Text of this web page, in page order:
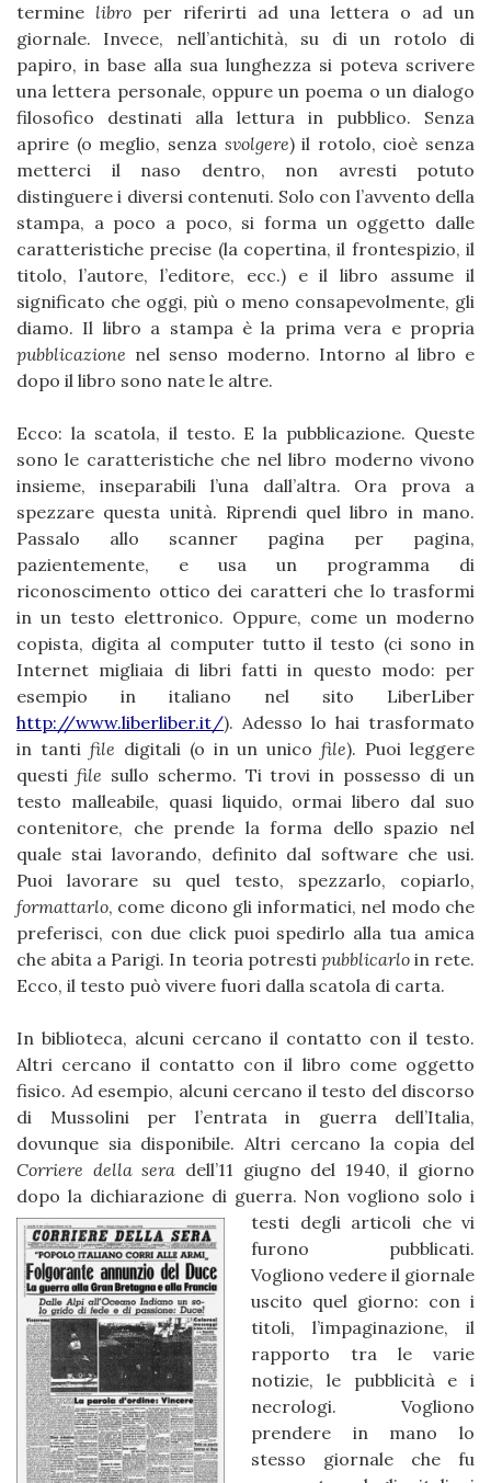
termine libro per riferirti ad una lettera o ad un
giornale. Invece, nell’antichità, su di un rotolo di
papiro, in base alla sua lunghezza si poteva scrivere
una lettera personale, oppure un poema o un dialogo
filosofico destinati alla lettura in pubblico. Senza
aprire (o meglio, senza svolgere) il rotolo, cioè senza
metterci il naso dentro, non avresti potuto
distinguere i diversi contenuti. Solo con l’avvento della
stampa, a poco a poco, si forma un oggetto dalle
caratteristiche precise (la copertina, il frontespizio, il
titolo, l’autore, l’editore, ecc.) e il libro assume il
significato che oggi, più o meno consapevolmente, gli
diamo. Il libro a stampa è la prima vera e propria
pubblicazione nel senso moderno. Intorno al libro e
dopo il libro sono nate le altre.
Ecco: la scatola, il testo. E la pubblicazione. Queste
sono le caratteristiche che nel libro moderno vivono
insieme, inseparabili l’una dall’altra. Ora prova a
spezzare questa unità. Riprendi quel libro in mano.
Passalo allo scanner pagina per pagina,
pazientemente, e usa un programma di
riconoscimento ottico dei caratteri che lo trasformi
in un testo elettronico. Oppure, come un moderno
copista, digita al computer tutto il testo (ci sono in
Internet migliaia di libri fatti in questo modo: per
esempio in italiano nel sito LiberLiber
http://www.liberliber.it/). Adesso lo hai trasformato
in tanti file digitali (o in un unicofile). Puoi leggere
questi file sullo schermo. Ti trovi in possesso di un
testo malleabile, quasi liquido, ormai libero dal suo
contenitore, che prende la forma dello spazio nel
quale stai lavorando, definito dal software che usi.
Puoi lavorare su quel testo, spezzarlo, copiarlo,
formattarlo, come dicono gli informatici, nel modo che
preferisci, con due click puoi spedirlo alla tua amica
che abita a Parigi. In teoria potresti pubblicarloin rete.
Ecco, il testo può vivere fuori dalla scatola di carta.
In biblioteca, alcuni cercano il contatto con il testo.
Altri cercano il contatto con il libro come oggetto
fisico. Ad esempio, alcuni cercano il testo del discorso
di Mussolini per l’entrata in guerra dell’Italia,
dovunque sia disponibile. Altri cercano la copia del
Corriere della sera dell’11 giugno del 1940, il giorno
dopo la dichiarazione di guerra. Non vogliono solo i
testi degli articoli che vi
furono pubblicati.
Vogliono vedere il giornale
uscito quel giorno: con i
titoli, l’impaginazione, il
rapporto tra le varie
notizie, le pubblicità e i
necrologi. Vogliono
prendere in mano lo
stesso giornale che fu